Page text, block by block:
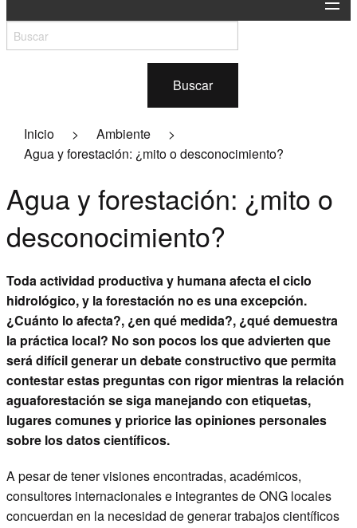
En contexto
Economía
Ambiente
Pasó y pasará
Empresariales
Contacto
Suscribite a la revista
Buscar
Inicio > Ambiente
>
Agua y forestación: ¿mito o desconocimiento?
Agua y forestación: ¿mito o
desconocimiento?
Toda actividad productiva y humana afecta el ciclo
hidrológico, y la forestación no es una excepción.
¿Cuánto lo afecta?, ¿en qué medida?, ¿qué demuestra
la práctica local? No son pocos los que advierten que
será difícil generar un debate constructivo que permita
contestar estas preguntas con rigor mientras la relación
aguaforestación se siga manejando con etiquetas,
lugares comunes y priorice las opiniones personales
sobre los datos científicos.
A pesar de tener visiones encontradas, académicos,
consultores internacionales e integrantes de ONG locales
concuerdan en la necesidad de generar trabajos científicos